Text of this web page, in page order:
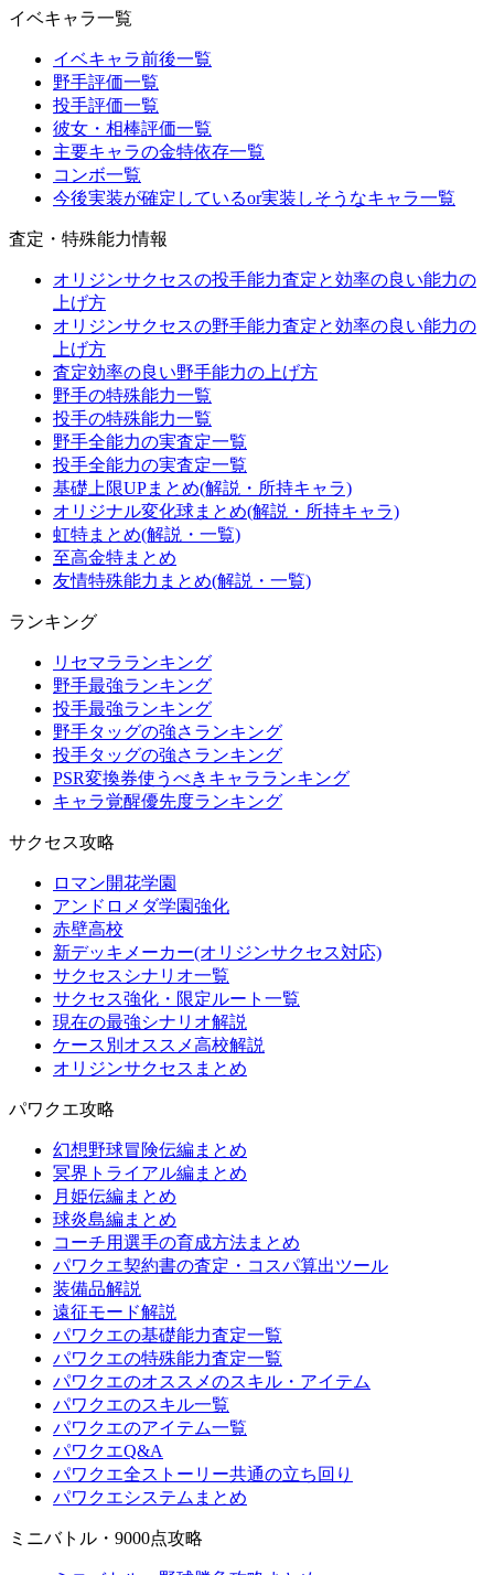
イベキャラ一覧
イベキャラ前後一覧
野手評価一覧
投手評価一覧
彼女・相棒評価一覧
主要キャラの金特依存一覧
コンボ一覧
今後実装が確定しているor実装しそうなキャラ一覧
査定・特殊能力情報
オリジンサクセスの投手能力査定と効率の良い能力の
上げ方
オリジンサクセスの野手能力査定と効率の良い能力の
上げ方
査定効率の良い野手能力の上げ方
野手の特殊能力一覧
投手の特殊能力一覧
野手全能力の実査定一覧
投手全能力の実査定一覧
基礎上限UPまとめ(解説・所持キャラ)
オリジナル変化球まとめ(解説・所持キャラ)
虹特まとめ(解説・一覧)
至高金特まとめ
友情特殊能力まとめ(解説・一覧)
ランキング
リセマラランキング
野手最強ランキング
投手最強ランキング
野手タッグの強さランキング
投手タッグの強さランキング
PSR変換券使うべきキャラランキング
キャラ覚醒優先度ランキング
サクセス攻略
ロマン開花学園
アンドロメダ学園強化
赤壁高校
新デッキメーカー(オリジンサクセス対応)
サクセスシナリオ一覧
サクセス強化・限定ルート一覧
現在の最強シナリオ解説
ケース別オススメ高校解説
オリジンサクセスまとめ
パワクエ攻略
幻想野球冒険伝編まとめ
冥界トライアル編まとめ
月姫伝編まとめ
球炎島編まとめ
コーチ用選手の育成方法まとめ
パワクエ契約書の査定・コスパ算出ツール
装備品解説
遠征モード解説
パワクエの基礎能力査定一覧
パワクエの特殊能力査定一覧
パワクエのオススメのスキル・アイテム
パワクエのスキル一覧
パワクエのアイテム一覧
パワクエQ&A
パワクエ全ストーリー共通の立ち回り
パワクエシステムまとめ
ミニバトル・9000点攻略